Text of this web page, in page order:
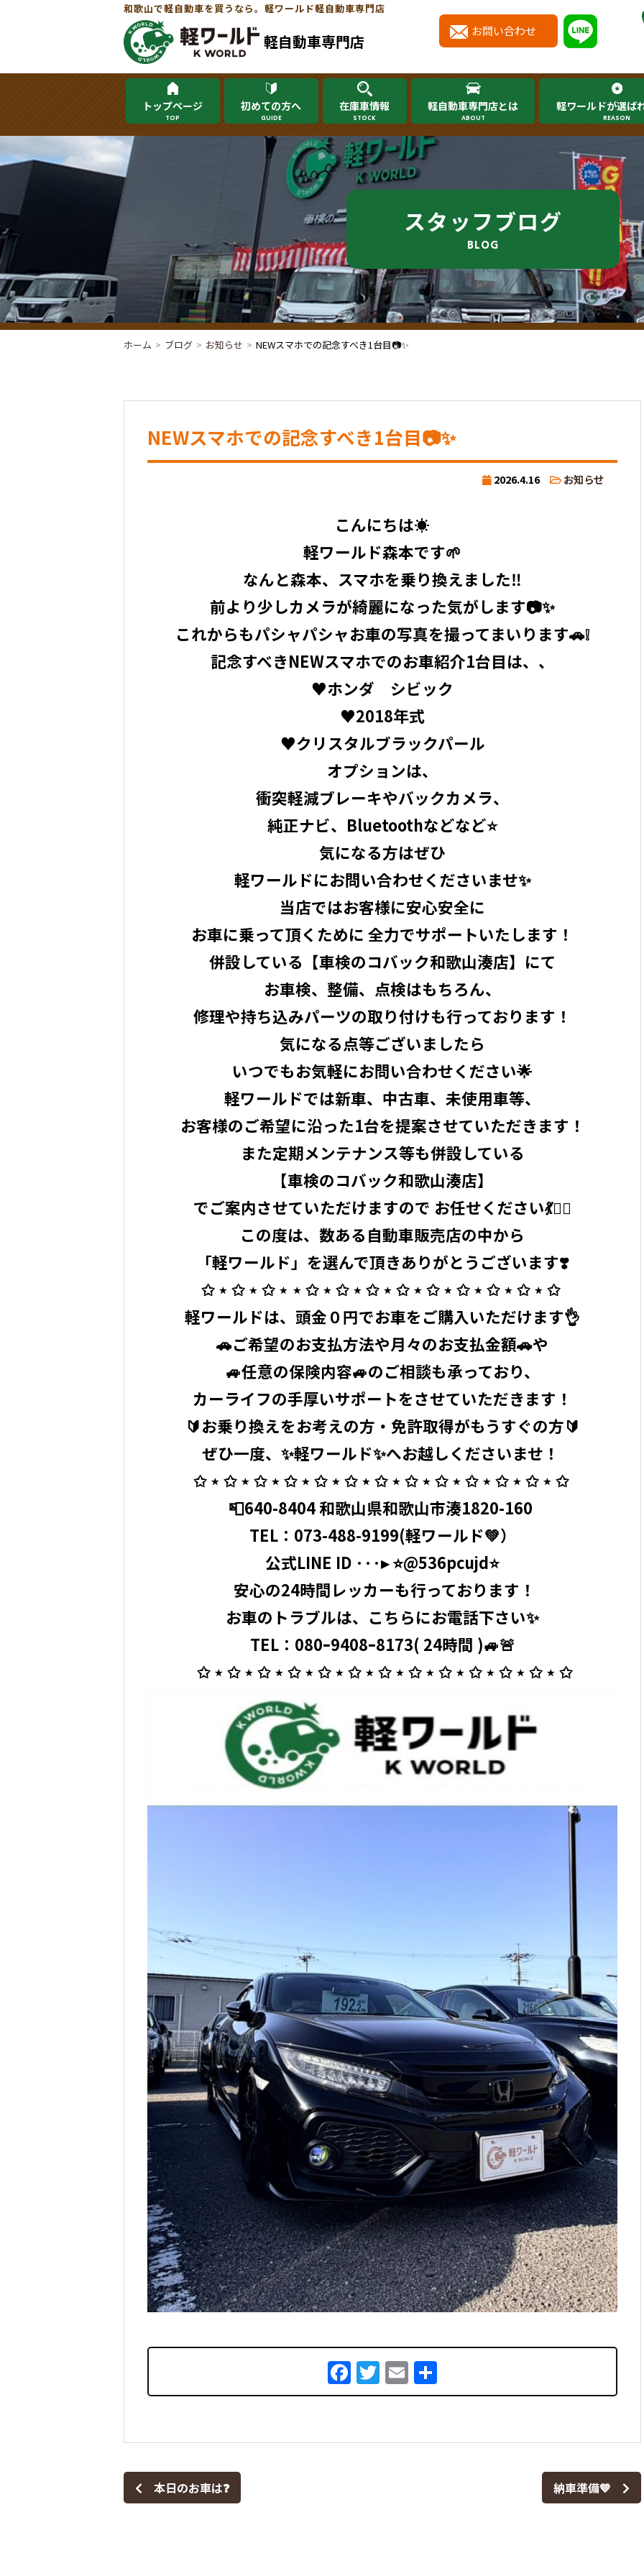
和歌山で軽自動車を買うなら。軽ワールド軽自動車専門店
軽自動車専門店
お問い合わせ
トップページ
TOP
初めての方へ
GUIDE
在庫車情報
STOCK
軽自動車専門店とは
ABOUT
軽ワールドが選ば
REASON
スタッフブログ
BLOG
ホーム ブログ お知らせ NEWスマホでの記念すべき1台目📷✨
NEWスマホでの記念すべき1台目📷✨
2026.4.16 お知らせ
こんにちは☀️
軽ワールド森本です🌱
なんと森本、スマホを乗り換えました‼️
前より少しカメラが綺麗になった気がします📷✨
これからもパシャパシャお車の写真を撮ってまいります🚗❕
記念すべきNEWスマホでのお車紹介1台目は、、
♥ホンダ シビック
♥2018年式
♥クリスタルブラックパール
オプションは、
衝突軽減ブレーキやバックカメラ、
純正ナビ、Bluetoothなどなど⭐️
気になる方はぜひ
軽ワールドにお問い合わせくださいませ✨
当店ではお客様に安心安全に
お車に乗って頂くために 全力でサポートいたします！
併設している【車検のコバック和歌山湊店】にて
お車検、整備、点検はもちろん、
修理や持ち込みパーツの取り付けも行っております！
気になる点等ございましたら
いつでもお気軽にお問い合わせください🌟
軽ワールドでは新車、中古車、未使用車等、
お客様のご希望に沿った1台を提案させていただきます！
また定期メンテナンス等も併設している
【車検のコバック和歌山湊店】
でご案内させていただけますので お任せください💃🧞‍♂️
この度は、数ある自動車販売店の中から
「軽ワールド」を選んで頂きありがとうございます❣️
✩ ⋆ ✩ ⋆ ✩ ⋆ ⋆ ✩ ⋆ ✩ ⋆ ✩ ⋆ ✩ ⋆ ✩ ⋆ ✩ ⋆ ✩ ⋆ ✩ ⋆ ✩ ⁡
軽ワールドは、頭金０円でお車をご購入いただけます👌
🚗ご希望のお支払方法や月々のお支払金額🚗や
🚙任意の保険内容🚙のご相談も承っており、
カーライフの手厚いサポートをさせていただきます！
🔰お乗り換えをお考えの方・免許取得がもうすぐの方🔰
ぜひ一度、✨軽ワールド✨へお越しくださいませ！ ⁡
✩ ⋆ ✩ ⋆ ✩ ⋆ ✩ ⋆ ✩ ⋆ ✩ ⋆ ✩ ⋆ ✩ ⋆ ✩ ⋆ ✩ ⋆ ✩ ⋆ ✩ ⋆ ✩ ⁡
📮640-8404 和歌山県和歌山市湊1820-160 ⁡
TEL： 073-488-9199(軽ワールド💚）
公式LINE ID ···▸ ⭐️@536pcujd⭐️
⁡ 安心の24時間レッカーも行っております！
お車のトラブルは、こちらにお電話下さい✨
TEL：080ｰ9408ｰ8173( 24時間 )🚙🚨
⁡ ✩ ⋆ ✩ ⋆ ✩ ⋆ ✩ ⋆ ✩ ⋆ ✩ ⋆ ✩ ⋆ ✩ ⋆ ✩ ⋆ ✩ ⋆ ✩ ⋆ ✩ ⋆ ✩
Facebook
Twitter
Email
有
本日のお車は❓ 納車準備💙